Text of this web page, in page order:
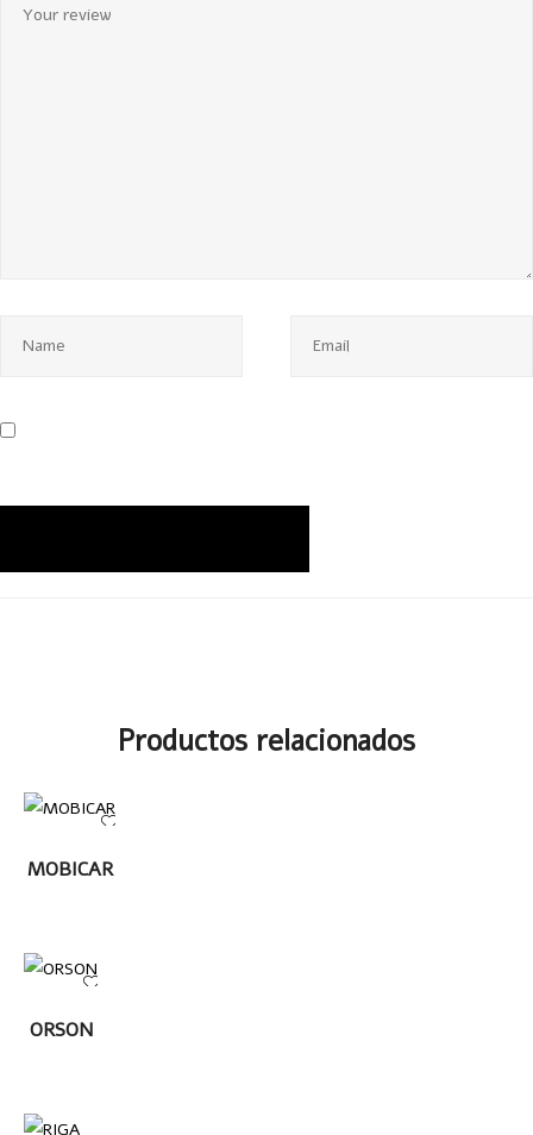
Productos relacionados
LEER MÁS
MOBICAR
MÁS
ORSON